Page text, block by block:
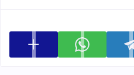
شارك على telegram شارك على whatsapp عرض